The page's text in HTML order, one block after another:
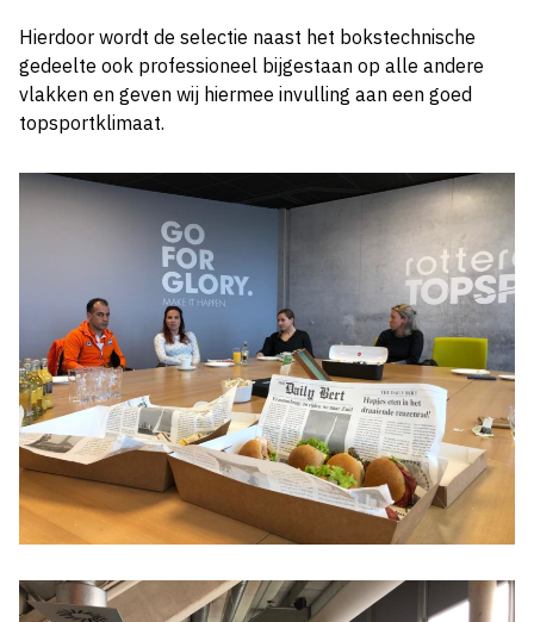
Hierdoor wordt de selectie naast het bokstechnische
gedeelte ook professioneel bijgestaan op alle andere
vlakken en geven wij hiermee invulling aan een goed
topsportklimaat.